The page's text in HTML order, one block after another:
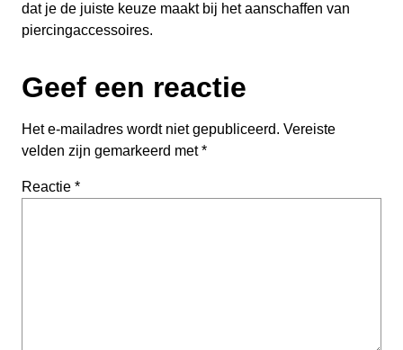
dat je de juiste keuze maakt bij het aanschaffen van
piercingaccessoires.
Geef een reactie
Het e-mailadres wordt niet gepubliceerd. Vereiste
velden zijn gemarkeerd met*
Reactie *